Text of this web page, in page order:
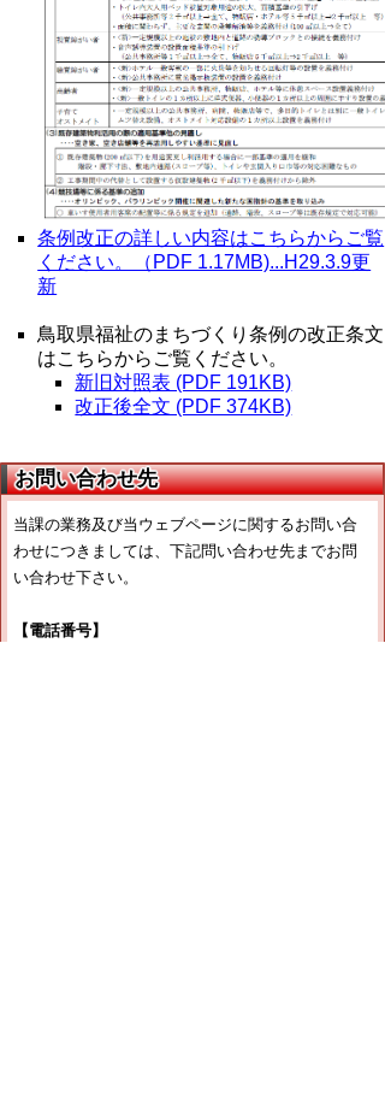
条例改正の詳しい内容はこちらからご覧
ください。（PDF 1.17MB)...H29.3.9更
新
鳥取県福祉のまちづくり条例の改正条文
はこちらからご覧ください。
新旧対照表 (PDF 191KB)
改正後全文 (PDF 374KB)
お問い合わせ先
当課の業務及び当ウェブページに関するお問い合
わせにつきましては、下記問い合わせ先までお問
い合わせ下さい。
【電話番号】